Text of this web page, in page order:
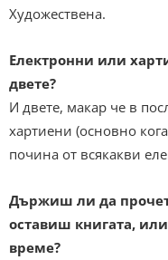
Художествена.
Eлектронни или
двете?
И двете, макар че в
хартиени (основно
почина от всякакви
Държиш ли да
оставиш книгата,
време?